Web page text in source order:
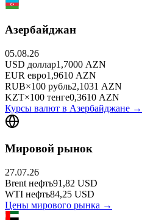
Азербайджан
05.08.26
USD доллар1,7000 AZN
EUR евро1,9610 AZN
RUB×100 рубль2,1031 AZN
KZT×100 тенге0,3610 AZN
Курсы валют в Азербайджане →
Мировой рынок
27.07.26
Brent нефть91,82 USD
WTI нефть84,25 USD
Цены мирового рынка →